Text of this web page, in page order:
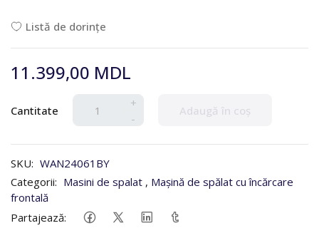
Listă de dorințe
11.399,00 MDL
Cantitate
+
-
Adaugă în coș
SKU: WAN24061BY
Categorii: Masini de spalat , Mașină de spălat cu încărcare
frontală
Partajează: